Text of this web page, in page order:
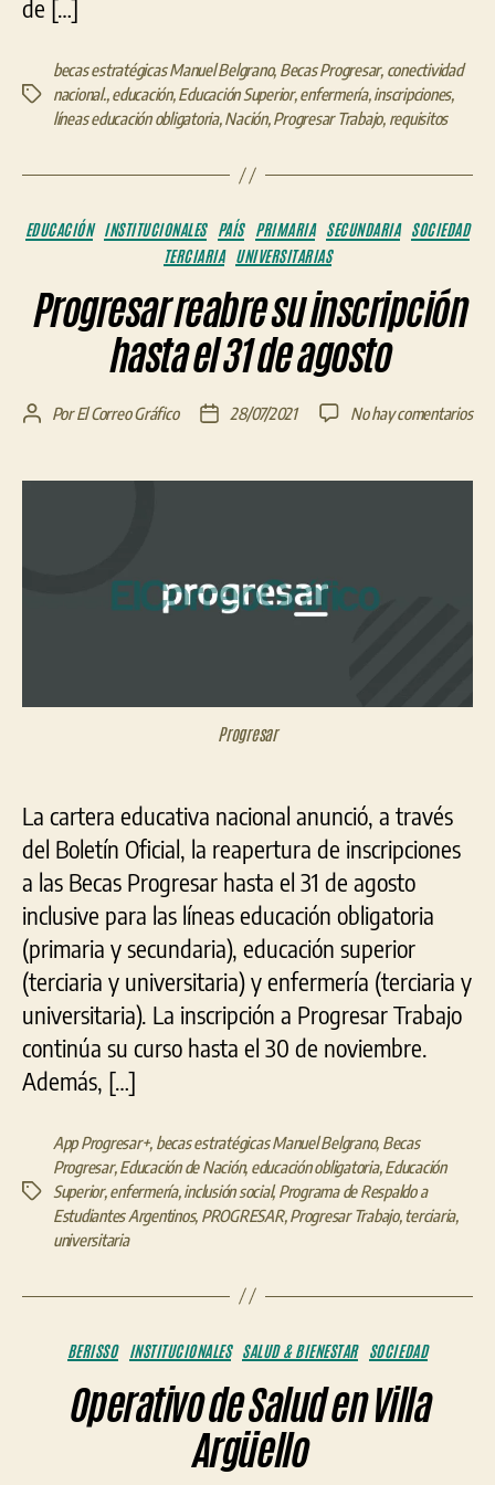
de […]
Etiquetas
becas estratégicas Manuel Belgrano, Becas Progresar, conectividad
nacional.,educación,Educación Superior,enfermería,inscripciones,
líneas educación obligatoria,Nación,Progresar Trabajo, requisitos
Categorías
EDUCACIÓN INSTITUCIONALES PAÍS PRIMARIA SECUNDARIA SOCIEDAD
TERCIARIA UNIVERSITARIAS
Progresar reabre su inscripción
hasta el 31 de agosto
Autor
entrada
PorEl Correo Gráfico
Fecha
entrada
28/07/2021 No hay comentariosen
su
Progresar
La cartera educativa nacional anunció, a través
del Boletín Oficial, la reapertura de inscripciones
a las Becas Progresar hasta el 31 de agosto
inclusive para las líneas educación obligatoria
(primaria y secundaria), educación superior
(terciaria y universitaria) y enfermería (terciaria y
universitaria). La inscripción a Progresar Trabajo
continúa su curso hasta el 30 de noviembre.
Además, […]
Etiquetas
App Progresar+, becas estratégicas Manuel Belgrano, Becas
Progresar,Educación de Nación, educación obligatoria,Educación
Superior,enfermería,inclusión social,Programa de Respaldo a
Estudiantes Argentinos, PROGRESAR,Progresar Trabajo,terciaria,
universitaria
Categorías
BERISSO INSTITUCIONALES SALUD & BIENESTAR SOCIEDAD
Operativo de Salud en Villa
Argüello